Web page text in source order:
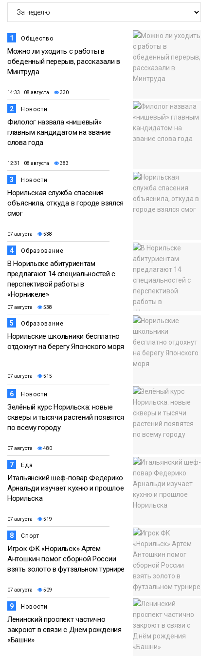
1 Общество
Можно ли уходить с работы в
обеденный перерыв, рассказали в
Минтруда
14:33 08 августа 330
2 Новости
Филолог назвала «нишевый»
главным кандидатом на звание
слова года
12:31 08 августа 383
3 Новости
Норильская служба спасения
объяснила, откуда в городе взялся
смог
07 августа 538
4 Образование
В Норильске абитуриентам
предлагают 14 специальностей с
перспективой работы в
«Норникеле»
07 августа 538
5 Образование
Норильские школьники бесплатно
отдохнут на берегу Японского моря
07 августа 515
6 Новости
Зелёный курс Норильска: новые
скверы и тысячи растений появятся
по всему городу
07 августа 480
7 Еда
Итальянский шеф-повар Федерико
Арнальди изучает кухню и прошлое
Норильска
07 августа 519
8 Спорт
Игрок ФК «Норильск» Артём
Антошкин помог сборной России
взять золото в футзальном турнире
07 августа 509
9 Новости
Ленинский проспект частично
закроют в связи с Днём рождения
«Башни»